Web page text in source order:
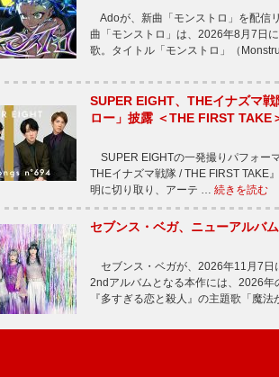
Adoが、新曲「モンストロ」を配信
曲「モンストロ」は、2026年8月7日
歌。タイトル「モンストロ」（
SUPER EIGHT、THEイナズマ
ロー」披露 ＜THE FIRST TAKE
SUPER EIGHTの一発撮りパフォー
THEイナズマ戦隊 / THE FIRST
明に切り取り、アーテ … 続きを読む
セブンス・ベガ、ニューアルバ
セブンス・ベガが、2026年11月7
2ndアルバムとなる本作には、2026
『多すぎる恋と殺人』の主題歌「魔